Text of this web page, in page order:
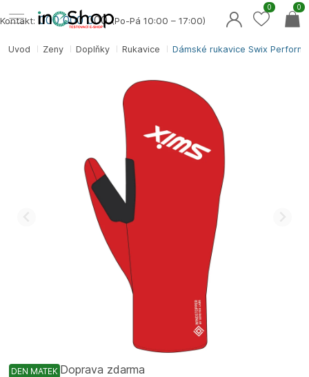
Úvod Ženy Doplňky Rukavice Dámské rukavice Swix
DEN MATEK Doprava zdarma
Kontakt: 000 000 000(Po-Pá 10:00 – 17:00)
0
0